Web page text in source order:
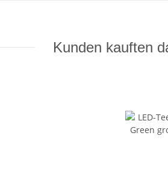
Kunden kauften